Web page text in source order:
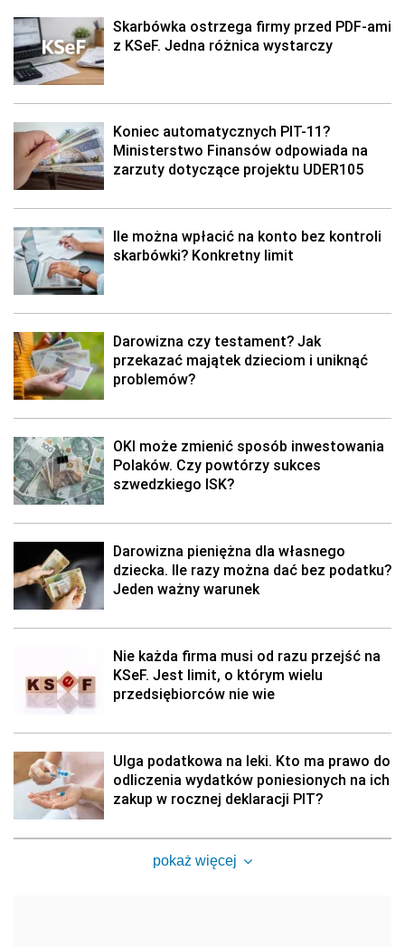
Skarbówka ostrzega firmy przed PDF-ami
z KSeF. Jedna różnica wystarczy
Koniec automatycznych PIT-11?
Ministerstwo Finansów odpowiada na
zarzuty dotyczące projektu UDER105
Ile można wpłacić na konto bez kontroli
skarbówki? Konkretny limit
Darowizna czy testament? Jak
przekazać majątek dzieciom i uniknąć
problemów?
OKI może zmienić sposób inwestowania
Polaków. Czy powtórzy sukces
szwedzkiego ISK?
Darowizna pieniężna dla własnego
dziecka. Ile razy można dać bez podatku?
Jeden ważny warunek
Nie każda firma musi od razu przejść na
KSeF. Jest limit, o którym wielu
przedsiębiorców nie wie
Ulga podatkowa na leki. Kto ma prawo do
odliczenia wydatków poniesionych na ich
zakup w rocznej deklaracji PIT?
pokaż więcej